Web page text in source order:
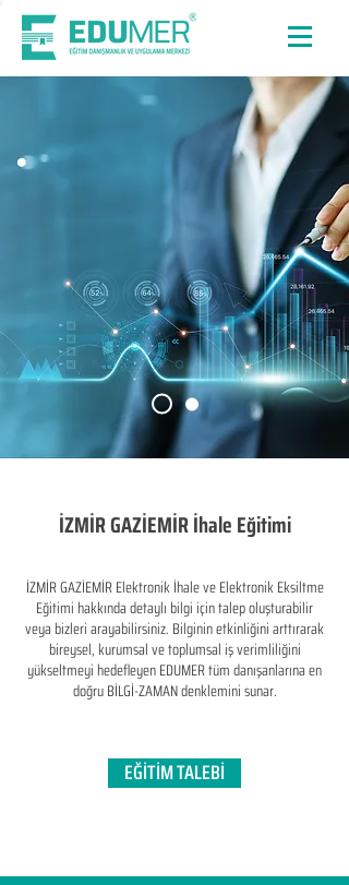
İZMİR GAZİEMİR İhale Eğitimi
İZMİR GAZİEMİR Elektronik İhale ve Elektronik Eksiltme
Eğitimi hakkında detaylı bilgi için talep oluşturabilir
veya bizleri arayabilirsiniz. Bilginin etkinliğini arttırarak
bireysel, kurumsal ve toplumsal iş verimliliğini
yükseltmeyi hedefleyen​ EDUMER tüm danışanlarına en
doğru BİLGİ-ZAMAN denklemini sunar.
EĞİTİM TALEBİ